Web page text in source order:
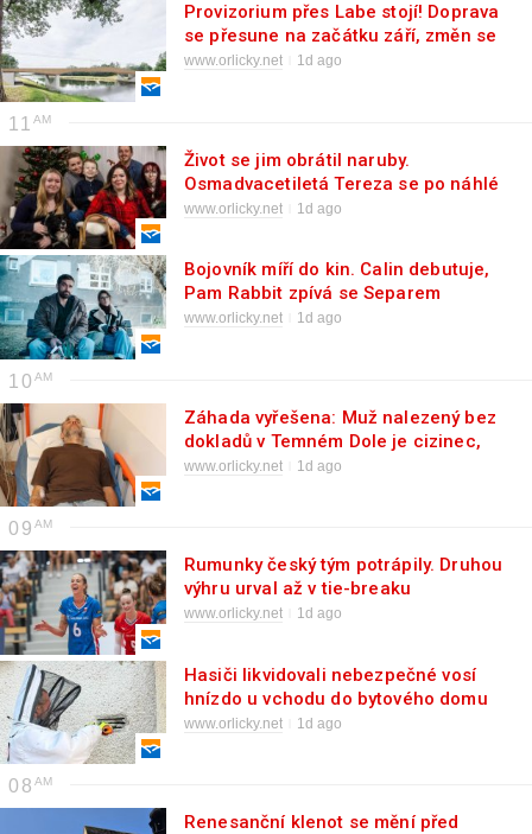
Provizorium přes Labe stojí! Doprava
se přesune na začátku září, změn se
dočká také MHD
www.orlicky.net 1d ago
11
Život se jim obrátil naruby.
Osmadvacetiletá Tereza se po náhlé
smrti maminky stará o sourozence, na
www.orlicky.net 1d ago
Bojovník míří do kin. Calin debutuje,
Pam Rabbit zpívá se Separem
www.orlicky.net 1d ago
10
Záhada vyřešena: Muž nalezený bez
dokladů v Temném Dole je cizinec,
policie zjistila jeho totožnost
www.orlicky.net 1d ago
09
Rumunky český tým potrápily. Druhou
výhru urval až v tie-breaku
www.orlicky.net 1d ago
Hasiči likvidovali nebezpečné vosí
hnízdo u vchodu do bytového domu
www.orlicky.net 1d ago
08
Renesanční klenot se mění před